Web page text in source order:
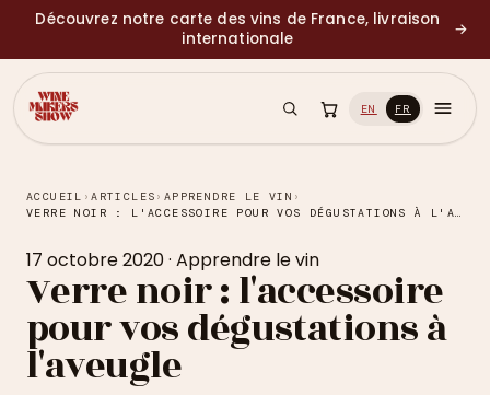
Découvrez notre carte des vins de France, livraison
internationale
→
EN FR
ACCUEIL ›ARTICLES › APPRENDRE LE VIN ›
VERRE NOIR : L'ACCESSOIRE POUR VOS DÉGUSTATIONS À L'AVEUGLE
17 octobre 2020· Apprendre le vin
Verre noir : l'accessoire
pour vos dégustations à
l'aveugle